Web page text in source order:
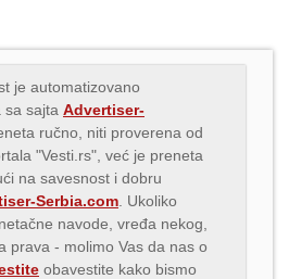
je automatizovano
sa sajta Advertiser-
ručno, niti proverena od
"Vesti.rs", već je preneta
na savesnost i dobru
Serbia.com . Ukoliko
navode, vređa nekog,
prava - molimo Vas da nas o
obavestite kako bismo